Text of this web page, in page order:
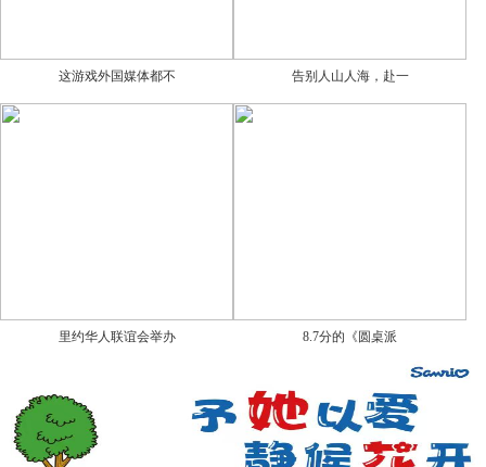
这游戏外国媒体都不 告别人山人海，赴一
里约华人联谊会举办 8.7分的《圆桌派